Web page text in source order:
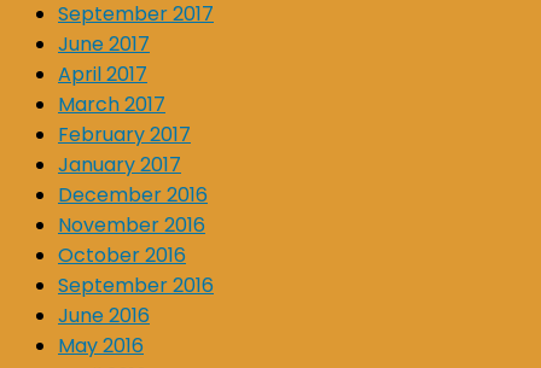
September 2017
June 2017
April 2017
March 2017
February 2017
January 2017
December 2016
November 2016
October 2016
September 2016
June 2016
May 2016